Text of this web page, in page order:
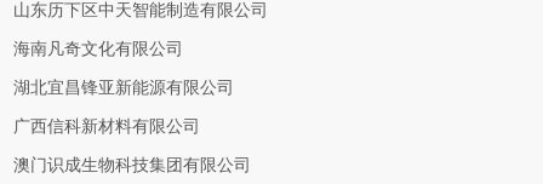
山东历下区中天智能制造有限公司
海南凡奇文化有限公司
湖北宜昌锋亚新能源有限公司
广西信科新材料有限公司
澳门识成生物科技集团有限公司